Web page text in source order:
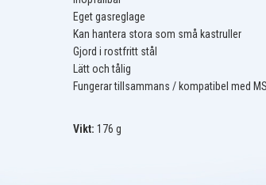
Eget gasreglage
Kan hantera stora som små kastruller
Gjord i rostfritt stål
Lätt och tålig
Fungerar tillsammans / kompatibel med
Vikt: 176 g